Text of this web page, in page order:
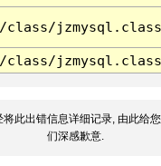
class/
class/
将此出错信息详细记录, 由此给
们深感歉意.